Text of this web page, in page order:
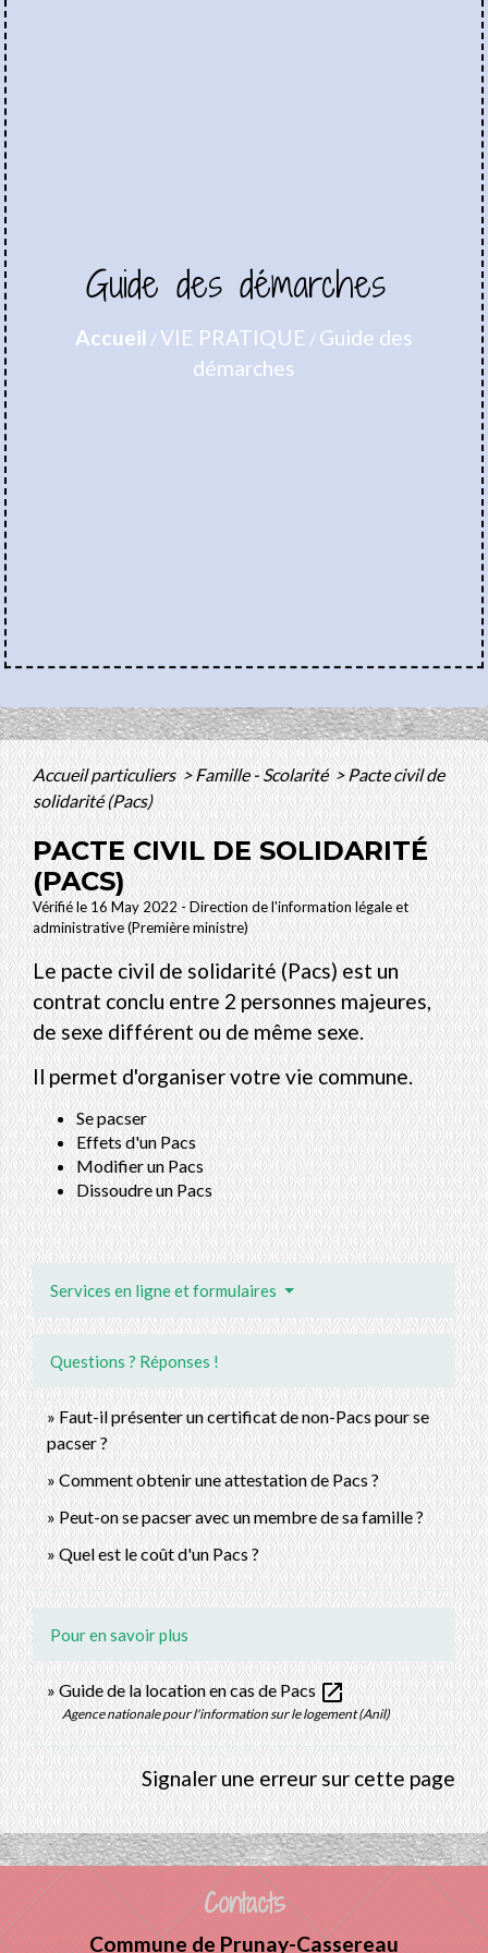
Guide des démarches
Accueil /VIE PRATIQUE / Guide des
démarches
Accueil particuliers>Famille - Scolarité> Pacte civil de
solidarité (Pacs)
PACTE CIVIL DE SOLIDARITÉ
(PACS)
Vérifié le 16 May 2022 - Direction de l'information légale et
administrative (Première ministre)
Le pacte civil de solidarité (Pacs) est un
contrat conclu entre 2 personnes majeures,
de sexe différent ou de même sexe.
Il permet d'organiser votre vie commune.
Se pacser
Effets d'un Pacs
Modifier un Pacs
Dissoudre un Pacs
Services en ligne et formulaires
Questions ? Réponses !
Faut-il présenter un certificat de non-Pacs pour se
pacser ?
Comment obtenir une attestation de Pacs ?
Peut-on se pacser avec un membre de sa famille ?
Quel est le coût d'un Pacs ?
Pour en savoir plus
Guide de la location en cas de Pacsopen_in_new
Agence nationale pour l'information sur le logement (Anil)
Signaler une erreur sur cette page
Contacts
Commune de Prunay-Cassereau